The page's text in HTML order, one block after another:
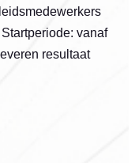
vanaf
resultaat